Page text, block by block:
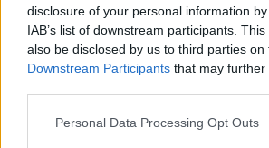
disclosure of your personal information
IAB’s list of downstream participants.
also be disclosed by us to third parties on
Downstream Participants that may
Personal Data Processing Opt Outs
Santé
Canicule : les conseils
cardiologues pour
Santé
Éclipse du 12 août :
lunettes de sécurité